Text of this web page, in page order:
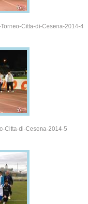
Citta-di-Cesena-2014-4
Citta-di-Cesena-2014-5